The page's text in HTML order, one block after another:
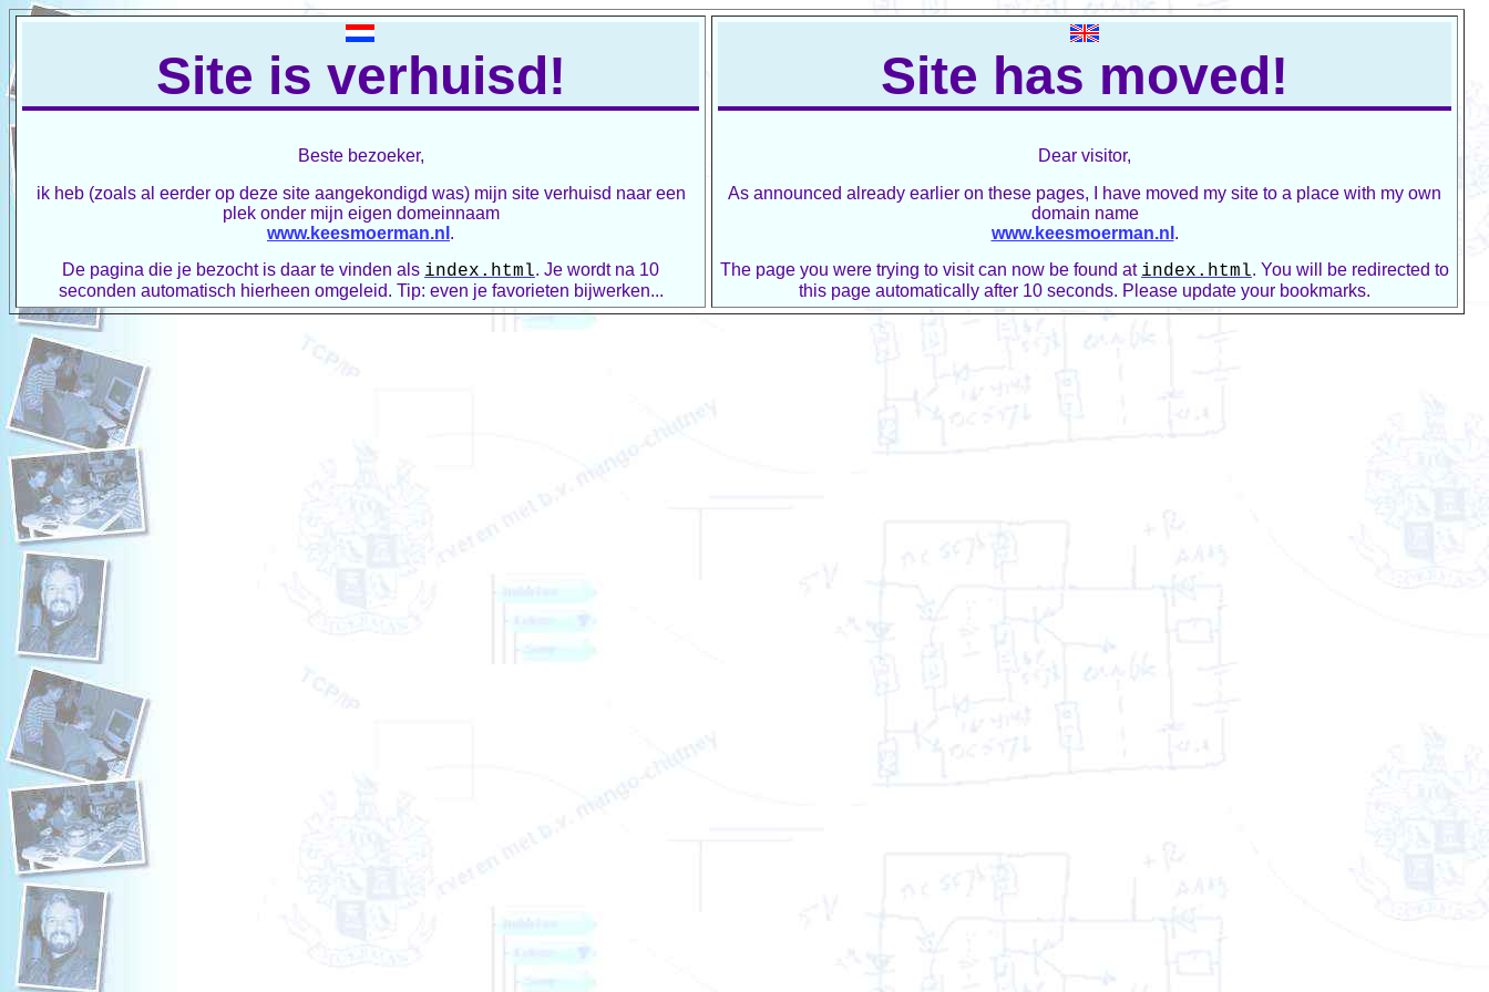
Site is verhuisd!
Beste bezoeker,
ik heb (zoals al eerder op deze site aangekondigd was) mijn site verhuisd naar een
plek onder mijn eigen domeinnaam
www.keesmoerman.nl .
De pagina die je bezocht is daar te vinden als index.html. Je wordt na 10
seconden automatisch hierheen omgeleid. Tip: even je favorieten bijwerken...
Site has moved!
Dear visitor,
As announced already earlier on these pages, I have moved my site to a place with my own
domain name
www.keesmoerman.nl .
The page you were trying to visit can now be found at index.html. You will be redirected to
this page automatically after 10 seconds. Please update your bookmarks.